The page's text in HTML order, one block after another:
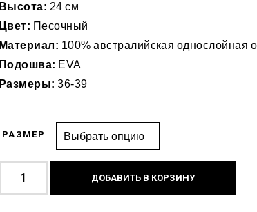
Высота: 24 см
Цвет: Песочный
Материал: 100% австралийская однослойная
Подошва: EVA
Размеры:36-39
РАЗМЕР
ДОБАВИТЬ В КОРЗИНУ